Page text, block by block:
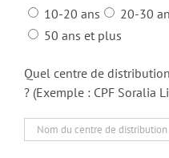
10-20 ans 20-30
50 ans et plus
Quel centre de
? (Exemple : CPF Soralia